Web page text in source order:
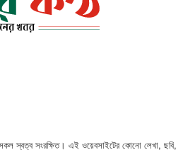
স্বত্ব সংরক্ষিত। এই ওয়েবসাইটের কোনো লেখা, ছবি,